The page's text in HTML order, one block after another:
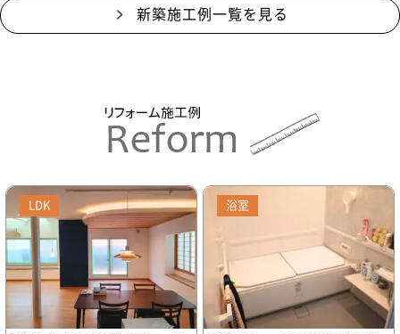
新築施工例一覧を見る
LDK 浴室